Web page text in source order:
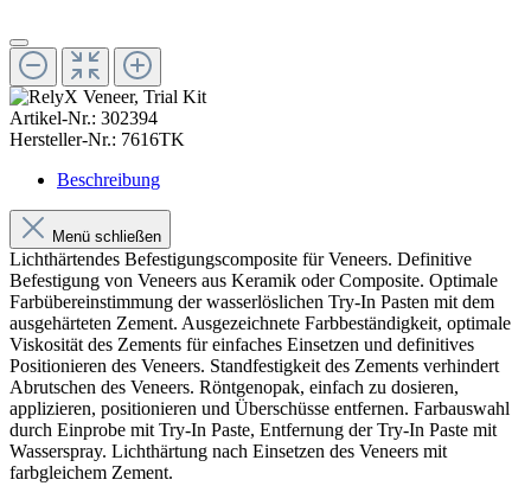
Artikel-Nr.: 302394
Hersteller-Nr.: 7616TK
Beschreibung
Menü schließen
Lichthärtendes Befestigungscomposite für Veneers. Definitive
Befestigung von Veneers aus Keramik oder Composite. Optimale
Farbübereinstimmung der wasserlöslichen Try-In Pasten mit dem
ausgehärteten Zement. Ausgezeichnete Farbbeständigkeit, optimale
Viskosität des Zements für einfaches Einsetzen und definitives
Positionieren des Veneers. Standfestigkeit des Zements verhindert
Abrutschen des Veneers. Röntgenopak, einfach zu dosieren,
applizieren, positionieren und Überschüsse entfernen. Farbauswahl
durch Einprobe mit Try-In Paste, Entfernung der Try-In Paste mit
Wasserspray. Lichthärtung nach Einsetzen des Veneers mit
farbgleichem Zement.